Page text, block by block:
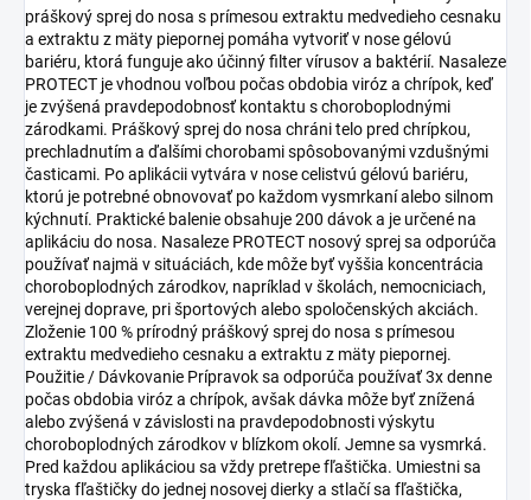
práškový sprej do nosa s prímesou extraktu medvedieho cesnaku
a extraktu z mäty piepornej pomáha vytvoriť v nose gélovú
bariéru, ktorá funguje ako účinný filter vírusov a baktérií. Nasaleze
PROTECT je vhodnou voľbou počas obdobia viróz a chrípok, keď
je zvýšená pravdepodobnosť kontaktu s choroboplodnými
zárodkami. Práškový sprej do nosa chráni telo pred chrípkou,
prechladnutím a ďalšími chorobami spôsobovanými vzdušnými
časticami. Po aplikácii vytvára v nose celistvú gélovú bariéru,
ktorú je potrebné obnovovať po každom vysmrkaní alebo silnom
kýchnutí. Praktické balenie obsahuje 200 dávok a je určené na
aplikáciu do nosa. Nasaleze PROTECT nosový sprej sa odporúča
používať najmä v situáciách, kde môže byť vyššia koncentrácia
choroboplodných zárodkov, napríklad v školách, nemocniciach,
verejnej doprave, pri športových alebo spoločenských akciách.
Zloženie 100 % prírodný práškový sprej do nosa s prímesou
extraktu medvedieho cesnaku a extraktu z mäty piepornej.
Použitie / Dávkovanie Prípravok sa odporúča používať 3x denne
počas obdobia viróz a chrípok, avšak dávka môže byť znížená
alebo zvýšená v závislosti na pravdepodobnosti výskytu
choroboplodných zárodkov v blízkom okolí. Jemne sa vysmrká.
Pred každou aplikáciou sa vždy pretrepe fľaštička. Umiestni sa
tryska fľaštičky do jednej nosovej dierky a stlačí sa fľaštička,